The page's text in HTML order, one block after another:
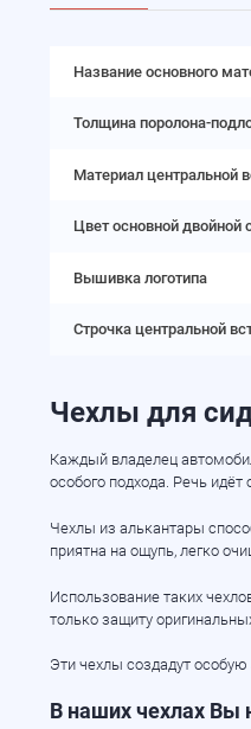
Название основного
Толщина поролона-
Материал центральной
Цвет основной двойной
Вышивка логотипа
Строчка центральной
Чехлы для
Каждый владелец
особого подхода. Речь
Чехлы из алькантары
приятна на ощупь, легко
Использование таких
только защиту
Эти чехлы создадут
В наших чехлах Вы